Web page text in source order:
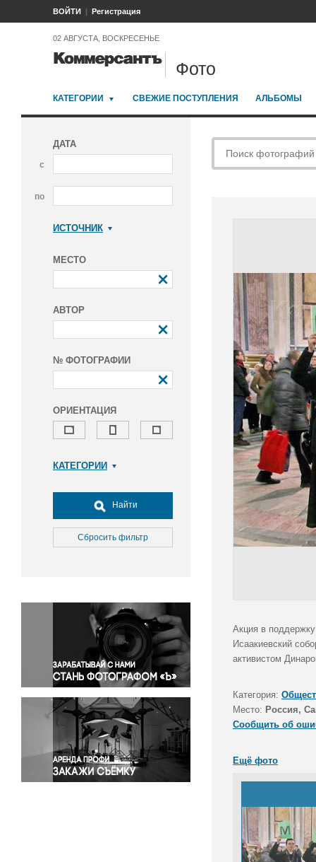
ВОЙТИ Регистрация
02 АВГУСТА, ВОСКРЕСЕНЬЕ
Фото
КАТЕГОРИИ СВЕЖИЕ ПОСТУПЛЕНИЯ АЛЬБОМЫ
ДАТА
с
по
ИСТОЧНИК
МЕСТО
АВТОР
№ ФОТОГРАФИИ
ОРИЕНТАЦИЯ
КАТЕГОРИИ
Досуг, туризм и отдых
Культура
Медицина
Окружающая среда
Политика
Правосудие
Происшествия и конфликты
Религия
Светская жизнь
Спорт
Экология
Экономика и бизнес
Найти
Сбросить фильтр
Акция в
Исаакиевский
активистом
Категория:
Место: Россия,
Сообщить об
Ещё фото